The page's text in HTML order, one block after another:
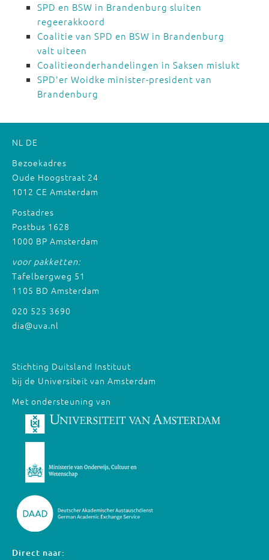
SPD en BSW in Brandenburg sluiten
regeerakkoord
Coalitie van SPD en BSW in Brandenburg
valt uiteen
Coalitieonderhandelingen in Saksen mislukt
SPD'er Woidke minister-president van
Brandenburg
NL DE
Bezoekadres
Oude Hoogstraat 24
1012 CE Amsterdam
Postadres
Postbus 1628
1000 BP Amsterdam
voor pakketten:
Tafelbergweg 51
1105 BD Amsterdam
020 525 3690
dia@uva.nl
Stichting Duitsland Instituut
bij de Universiteit van Amsterdam
Met ondersteuning van
Direct naar: